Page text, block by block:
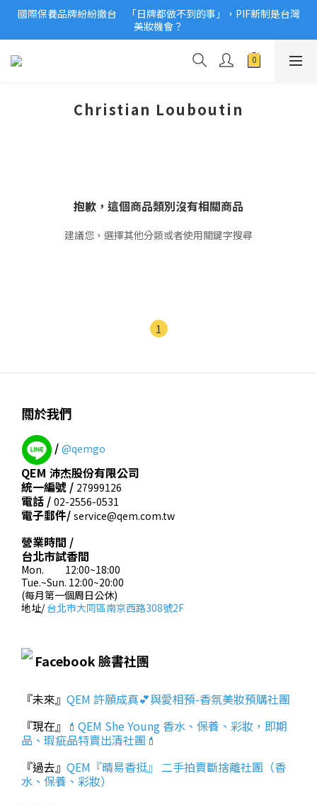
2026美妝小樣、試用品變少？PIF化妝品身分證7月上路！消費者
必懂5觀念
國際保養品牌紛紛撤台　「日牌都做不到的事」，PIF新制是台灣
美妝機會？
2026美妝小樣、試用品變少？PIF化妝品身分證7月上路！消費者
Christian Louboutin
抱歉，這個商品類別沒有相關商品
建議您，選擇其他分類或者使用關鍵字搜尋
1
關於我們
/ @qemgo
QEM 沛杰股份有限公司
統一編號 / 27999126
電話 / 02-2556-0531
電子郵件/ service@qem.com.tw
營業時間 /
台北市試香間
Mon. 12:00~18:00
Tue.~Sun. 12:00~20:00
(每月第一個周日公休)
地址/台北市大同區南京西路308號2F
Facebook 臉書社團
『未來』 QEM 許願成真💕與愛相預-香氛美妝預購社團
『現在』 💄QEM She Young 香水、保養、彩妝，即期
品、瑕疵品特賣出清社團💄
『過去』 QEM『晴易香挺』 二手拍賣斷捨離社團（香
水、保養、彩妝）